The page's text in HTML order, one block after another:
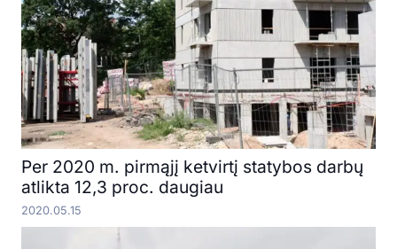
Per 2020 m. pirmąjį ketvirtį statybos darbų
atlikta 12,3 proc. daugiau
2020.05.15